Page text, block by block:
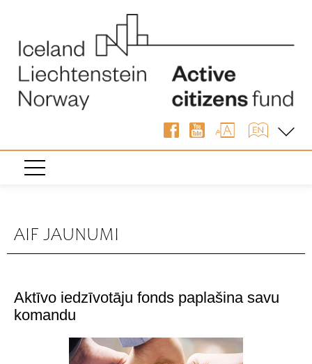
AIF JAUNUMI
Aktīvo iedzīvotāju fonds paplašina savu
komandu